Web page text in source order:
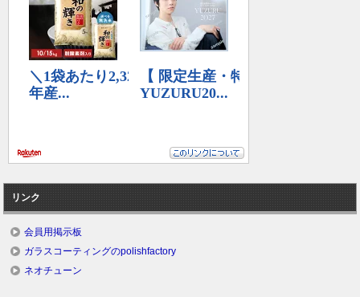
リンク
会員用掲示板
ガラスコーティングのpolishfactory
ネオチューン